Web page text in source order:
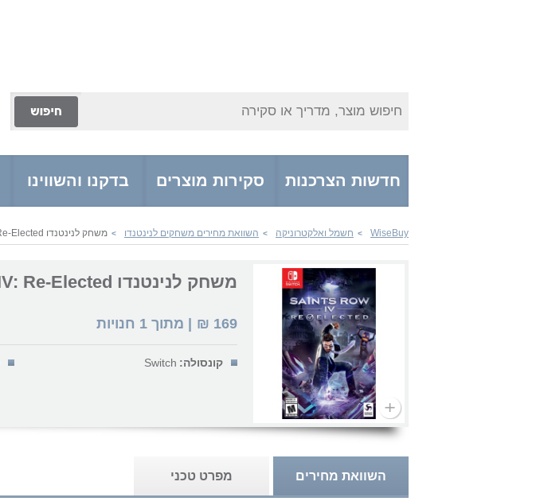
חיפוש מוצר, מדריך או סקירה
חדשות הצרכנות סקירות מוצרים בדקנו והשווינו
WiseBuy
> חשמל ואלקטרוניקה > השוואת מחירים משחקים לנינטנדו > משחק לנינטנדו Nintendo Switch Saints Row IV: Re-Elected
משחק לנינטנדו Nintendo Switch Saints Row IV: Re-Elected
169
₪ | מתוך 1 חנויות
קונסולה: Switch
השוואת מחירים מפרט טכני